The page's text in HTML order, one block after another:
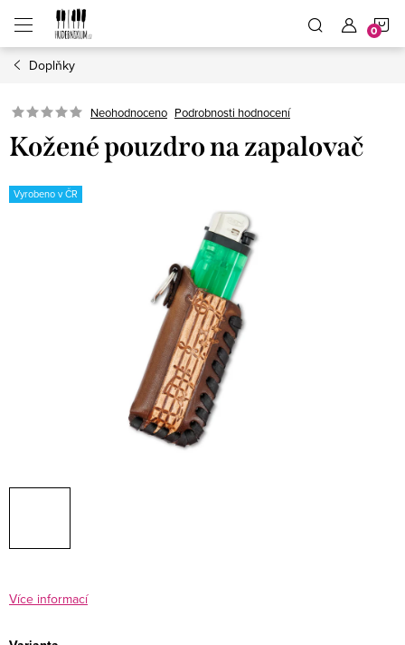
obsah
Doplňky
Neohodnoceno Podrobnosti hodnocení
Kožené pouzdro na zapalovač
Vyrobeno v ČR
Více informací